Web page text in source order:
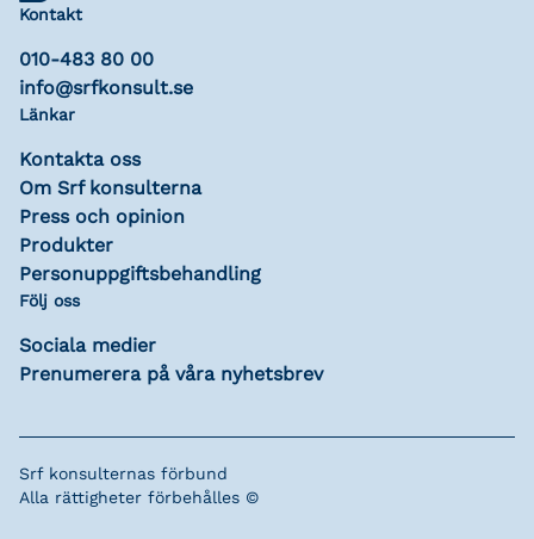
Kontakt
010-483 80 00
info@srfkonsult.se
Länkar
Kontakta oss
Om Srf konsulterna
Press och opinion
Produkter
Personuppgiftsbehandling
Följ oss
Sociala medier
Prenumerera på våra nyhetsbrev
Srf konsulternas förbund
Alla rättigheter förbehålles ©